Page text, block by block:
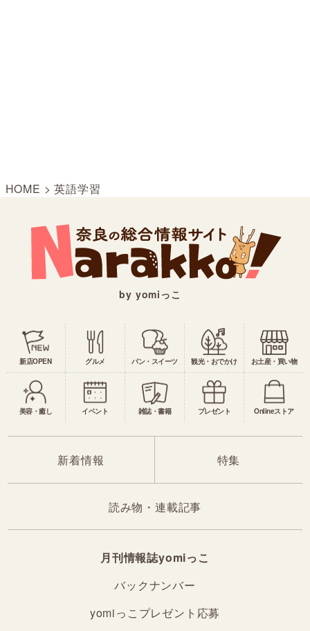
HOME >英語学習
by yomiっこ
新店OPEN グルメ パン・スイーツ 観光・おでかけ お土産・買い物
美容・癒し イベント 雑誌・書籍 プレゼント Onlineストア
新着情報 特集
読み物・連載記事
月刊情報誌yomiっこ
バックナンバー
yomiっこプレゼント応募